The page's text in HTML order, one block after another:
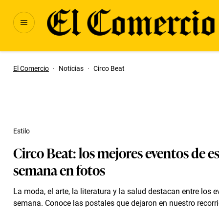
El Comercio · Noticias · Circo Beat
Circo Beat: los mejores eventos de
semana en fotos
La moda, el arte, la literatura y la salud destacan entre los
semana. Conoce las postales que dejaron en nuestro
Estilo